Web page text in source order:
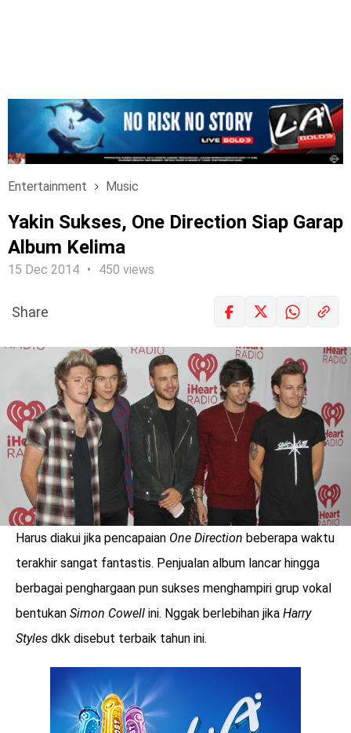
Entertainment Music
Yakin Sukses, One Direction Siap Garap
Album Kelima
15 Dec 2014 450 views
menarik
LOGIN
Share
Harus diakui jika pencapaian One Direction beberapa waktu
terakhir sangat fantastis. Penjualan album lancar hingga
berbagai penghargaan pun sukses menghampiri grup vokal
bentukan Simon Cowell ini. Nggak berlebihan jika Harry
Styles dkk disebut terbaik tahun ini.